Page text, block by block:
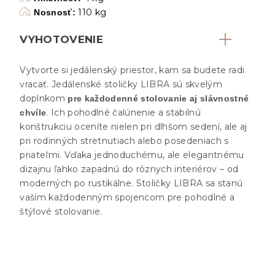
Nosnosť: 110 kg
VYHOTOVENIE
Vytvorte si jedálenský priestor, kam sa budete radi
vracať. Jedálenské stoličky LIBRA sú skvelým
doplnkom pre každodenné stolovanie aj slávnostné
chvíle. Ich pohodlné čalúnenie a stabilnú
konštrukciu oceníte nielen pri dlhšom sedení, ale aj
pri rodinných stretnutiach alebo posedeniach s
priateľmi. Vďaka jednoduchému, ale elegantnému
dizajnu ľahko zapadnú do rôznych interiérov – od
moderných po rustikálne. Stoličky LIBRA sa stanú
vaším každodenným spojencom pre pohodlné a
štýlové stolovanie.